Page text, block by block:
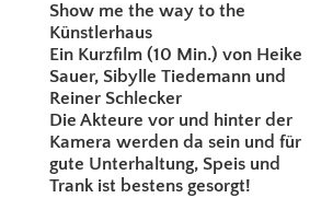
Show me the way to the
Künstlerhaus
Ein Kurzfilm (10 Min.) von Heike
Sauer, Sibylle Tiedemann und
Reiner Schlecker
Die Akteure vor und hinter der
Kamera werden da sein und für
gute Unterhaltung, Speis und
Trank ist bestens gesorgt!